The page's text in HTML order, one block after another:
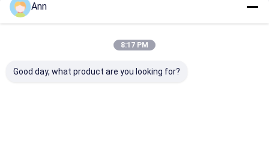
Ann
8:17 PM
Good day, what product are you looking for?